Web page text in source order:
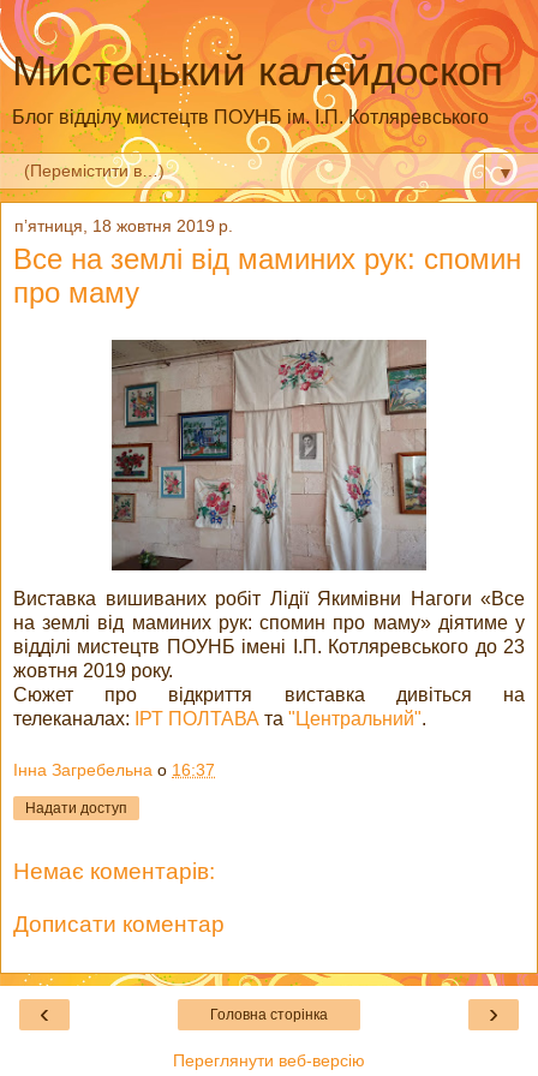
Мистецький калейдоскоп
Блог відділу мистецтв ПОУНБ ім. І.П. Котляревського
▼
пʼятниця, 18 жовтня 2019 р.
Все на землі від маминих рук: спомин
про маму
Виставка вишиваних робіт Лідії Якимівни Нагоги «Все
на землі від маминих рук: спомин про маму» діятиме у
відділі мистецтв ПОУНБ імені І.П. Котляревського до 23
жовтня 2019 року.
Сюжет про відкриття виставка дивіться на
телеканалах:
ІРТ ПОЛТАВА та "Центральний".
Інна Загребельна о 16:37
Надати доступ
Немає коментарів:
Дописати коментар
‹ ›
Головна сторінка
Переглянути веб-версію